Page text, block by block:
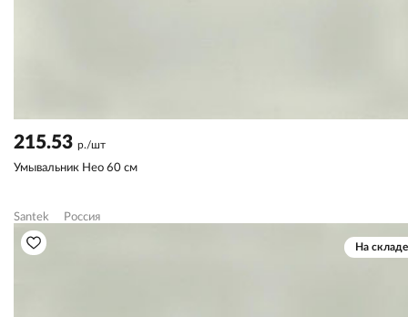
215.53 р./шт
Умывальник Нео 60 см
Santek Россия
На складе